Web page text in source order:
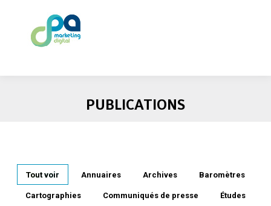
PUBLICATIONS
Tout voir Annuaires Archives Baromètres
Cartographies Communiqués de presse Études